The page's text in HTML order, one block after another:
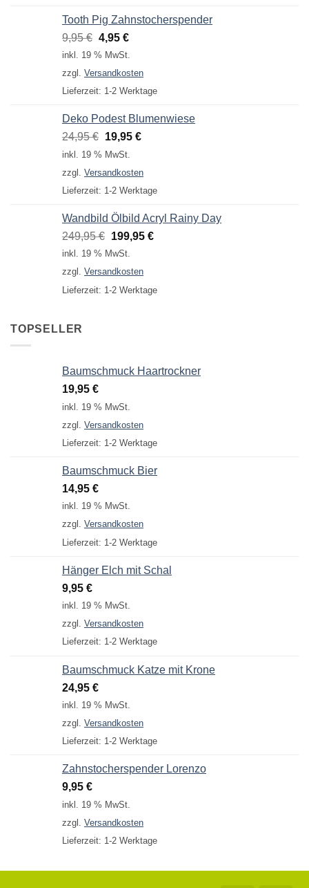
Tooth Pig Zahnstocherspender
9,95€ Ursprünglicher
Preis
9,95 €
4,95 €Aktueller
4,95 €.
inkl. 19 % MwSt.
zzgl. Versandkosten
Lieferzeit: 1-2 Werktage
Deko Podest Blumenwiese
24,95€ Ursprünglicher
Preis
24,95 €
19,95 €Aktueller
19,95 €.
inkl. 19 % MwSt.
zzgl. Versandkosten
Lieferzeit: 1-2 Werktage
Wandbild Ölbild Acryl Rainy Day
249,95€ Ursprünglicher
Preis
249,95 €
199,95 €Aktueller
inkl. 19 % MwSt.
zzgl. Versandkosten
Lieferzeit: 1-2 Werktage
TOPSELLER
Baumschmuck Haartrockner
19,95 €
inkl. 19 % MwSt.
zzgl. Versandkosten
Lieferzeit: 1-2 Werktage
Baumschmuck Bier
14,95 €
inkl. 19 % MwSt.
zzgl. Versandkosten
Lieferzeit: 1-2 Werktage
Hänger Elch mit Schal
9,95 €
inkl. 19 % MwSt.
zzgl. Versandkosten
Lieferzeit: 1-2 Werktage
Baumschmuck Katze mit Krone
24,95 €
inkl. 19 % MwSt.
zzgl. Versandkosten
Lieferzeit: 1-2 Werktage
Zahnstocherspender Lorenzo
9,95 €
inkl. 19 % MwSt.
zzgl. Versandkosten
Lieferzeit: 1-2 Werktage